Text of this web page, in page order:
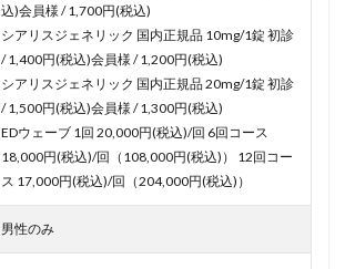
込)会員様 / 1,700円(税込)
シアリスジェネリック 国内正規品 10mg/1錠 初診
/ 1,400円(税込)会員様 / 1,200円(税込)
シアリスジェネリック 国内正規品 20mg/1錠 初診
/ 1,500円(税込)会員様 / 1,300円(税込)
EDウェーブ 1回 20,000円(税込)/回 6回コース
18,000円(税込)/回（108,000円(税込)） 12回コー
ス 17,000円(税込)/回（204,000円(税込)）
男性のみ